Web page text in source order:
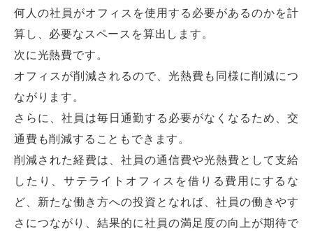
何人の社員がオフィスを使用する必要があるのかを計
算し、必要なスペースを算出します。
次に光熱費です。
オフィスが削減されるので、光熱費も同様に削減につ
ながります。
さらに、社員は毎日通勤する必要がなくなるため、交
通費も削減することもできます。
削減された経費は、社員の通信費や光熱費として支給
したり、サテライトオフィスを借りる費用にするな
ど、新たな働き方への投資となれば、社員の働きやす
さにつながり、結果的に社員の満足度の向上が期待で